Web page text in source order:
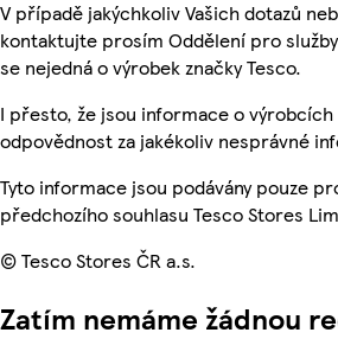
V případě jakýchkoliv Vašich dotazů
kontaktujte prosím Oddělení pro
se nejedná o výrobek značky Tesco.
I přesto, že jsou informace o
odpovědnost za jakékoliv nesprávné
Tyto informace jsou podávány pouze
předchozího souhlasu Tesco Stores
© Tesco Stores ČR a.s.
Zatím nemáme žádnou